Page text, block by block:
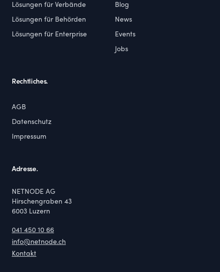
Lösungen für Verbände
Lösungen für Behörden
Lösungen für Enterprise
Blog
News
Events
Jobs
Rechtliches.
AGB
Datenschutz
Impressum
Adresse.
NETNODE AG
Hirschengraben 43
6003 Luzern
041 450 10 66
info@netnode.ch
Kontakt